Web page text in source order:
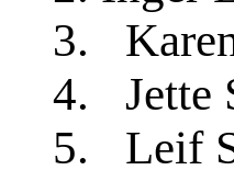
3.
4.
5.